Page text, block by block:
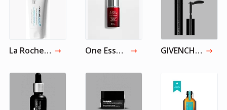
La Roche-Posay Cicaplast Baume B5 Бальзам успокаивающий, мультивосстанавливающий, 40 мл One Essential Защитный экран против загрязнения и UV-лучей SPF 50 PA ++++ GIVENCHY Тушь для ресниц Noir Interdit